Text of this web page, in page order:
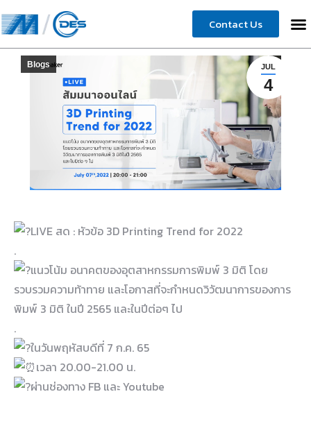
Contact Us
JUL
4
Blogs
LIVE สด : หัวข้อ 3D Printing Trend for 2022
.
แนวโน้ม อนาคตของอุตสาหกรรมการพิมพ์ 3 มิติ โดย
รวบรวมความท้าทาย และโอกาสที่จะกำหนดวิวัฒนาการของการ
พิมพ์ 3 มิติ ในปี 2565 และในปีต่อๆ ไป
.
ในวันพฤหัสบดีที่ 7 ก.ค. 65
เวลา 20.00-21.00 น.
ผ่านช่องทาง FB และ Youtube